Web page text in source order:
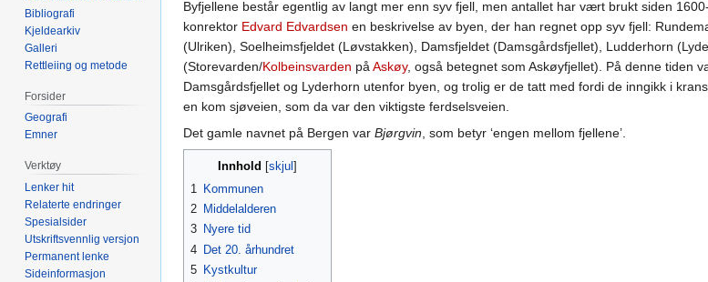
Byfjellene består egentlig av langt mer enn syv fjell, men antallet har vært brukt siden
konrektor Edvard Edvardsen en beskrivelse av byen, der han regnet opp syv fjell:
(Ulriken), Soelheimsfjeldet (Løvstakken), Damsfjeldet (Damsgårdsfjellet), Ludderhorn
(Storevarden/Kolbeinsvarden på Askøy, også betegnet som Askøyfjellet). På denne tiden
Damsgårdsfjellet og Lyderhorn utenfor byen, og trolig er de tatt med fordi de inngikk i
en kom sjøveien, som da var den viktigste ferdselsveien.
Det gamle navnet på Bergen var Bjørgvin , som betyr ‘engen mellom fjellene’.
Innhold
1
Kommunen
2 Middelalderen
3 Nyere tid
4 Det 20. århundret
5 Kystkultur
Bibliografi
Kjeldearkiv
Galleri
Rettleiing og metode
Forsider
Geografi
Emner
Verktøy
Lenker hit
Relaterte endringer
Spesialsider
Utskriftsvennlig versjon
Permanent lenke
Sideinformasjon